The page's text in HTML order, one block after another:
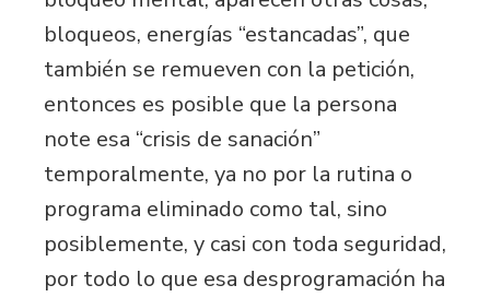
bloqueos, energías “estancadas”, que
también se remueven con la petición,
entonces es posible que la persona
note esa “crisis de sanación”
temporalmente, ya no por la rutina o
programa eliminado como tal, sino
posiblemente, y casi con toda seguridad,
por todo lo que esa desprogramación ha